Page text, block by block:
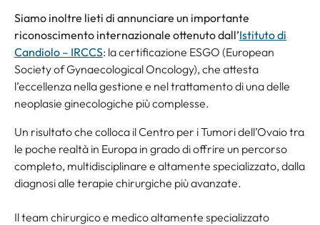
Siamo inoltre lieti di annunciare un importante
riconoscimento internazionale ottenuto dall’Istituto di
Candiolo – IRCCS: la certificazione ESGO (European
Society of Gynaecological Oncology), che attesta
l’eccellenza nella gestione e nel trattamento di una delle
neoplasie ginecologiche più complesse.
Un risultato che colloca il Centro per i Tumori dell’Ovaio tra
le poche realtà in Europa in grado di offrire un percorso
completo, multidisciplinare e altamente specializzato, dalla
diagnosi alle terapie chirurgiche più avanzate.
Il team chirurgico e medico altamente specializzato